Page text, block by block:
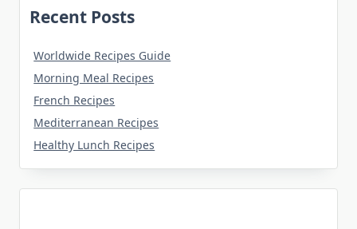
Recent Posts
Worldwide Recipes Guide
Morning Meal Recipes
French Recipes
Mediterranean Recipes
Healthy Lunch Recipes